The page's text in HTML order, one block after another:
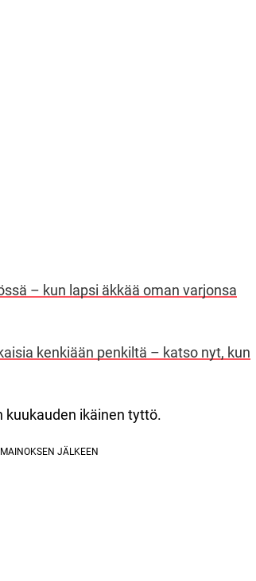
– kun lapsi äkkää oman varjonsa
​​kenkiään penkiltä – katso nyt, kun
kuukauden ikäinen tyttö.